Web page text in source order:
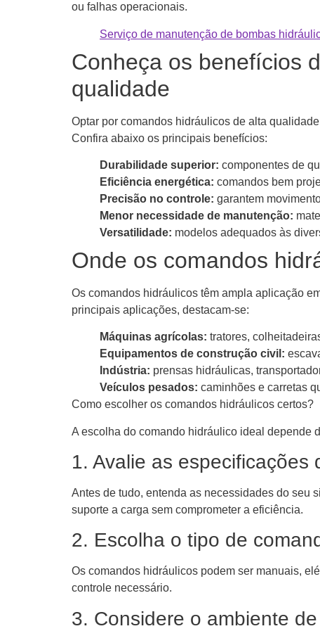
ou falhas operacionais.
Serviço de manutenção de bombas
Conheça os benefícios
qualidade
Optar por comandos hidráulicos de alta
Confira abaixo os principais benefícios:
Durabilidade superior: componentes de
Eficiência energética: comandos bem
Precisão no controle: garantem
Menor necessidade de manutenção:
Versatilidade: modelos adequados às
Onde os comandos
Os comandos hidráulicos têm ampla aplicação
principais aplicações, destacam-se:
Máquinas agrícolas: tratores,
Equipamentos de construção civil:
Indústria: prensas hidráulicas,
Veículos pesados: caminhões e carretas
Como escolher os comandos hidráulicos certos?
A escolha do comando hidráulico ideal depende
1. Avalie as especificações
Antes de tudo, entenda as necessidades do seu
suporte a carga sem comprometer a eficiência.
2. Escolha o tipo de
Os comandos hidráulicos podem ser manuais,
controle necessário.
3. Considere o ambiente